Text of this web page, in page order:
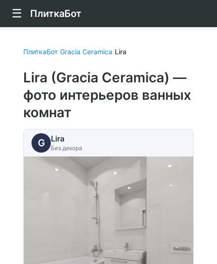
☰ ПлиткаБот
ПлиткаБот/Gracia Ceramica/Lira
Lira (Gracia Ceramica) —
фото интерьеров ванных
комнат
G Lira
Без декора